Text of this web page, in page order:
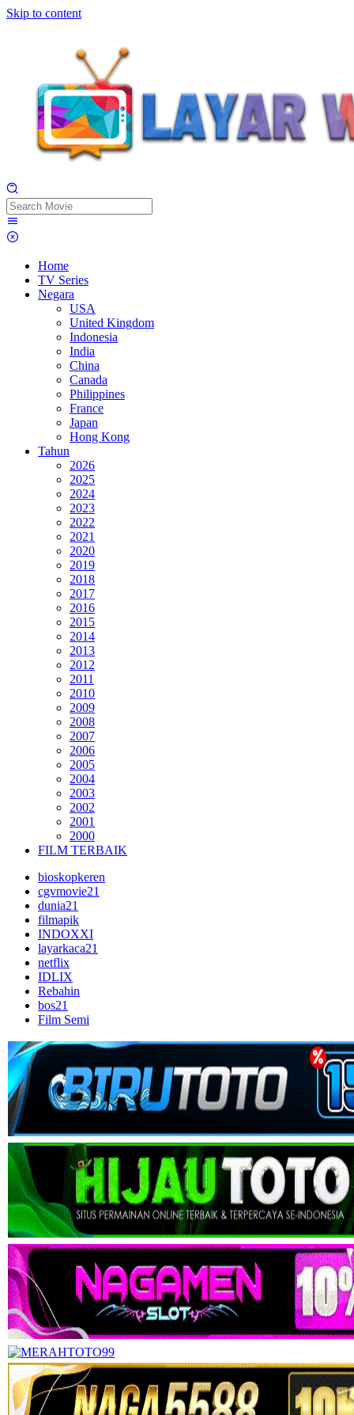
Skip to content
Home
TV Series
Negara
USA
United Kingdom
Indonesia
India
China
Canada
Philippines
France
Japan
Hong Kong
Tahun
2026
2025
2024
2023
2022
2021
2020
2019
2018
2017
2016
2015
2014
2013
2012
2011
2010
2009
2008
2007
2006
2005
2004
2003
2002
2001
2000
FILM TERBAIK
bioskopkeren
cgvmovie21
dunia21
filmapik
INDOXXI
layarkaca21
netflix
IDLIX
Rebahin
bos21
Film Semi